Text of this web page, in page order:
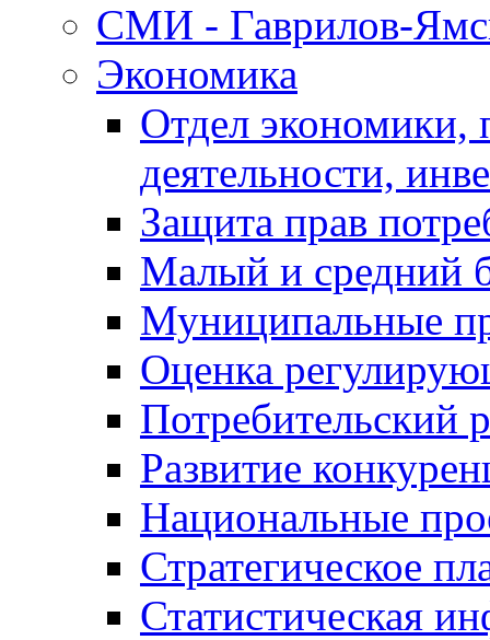
СМИ - Гаврилов-
Экономика
Отдел экономики,
деятельности,
Защита прав
Малый и средний
Муниципальные
Оценка
Потребительский
Развитие
Национальные
Стратегическое
Статистическая